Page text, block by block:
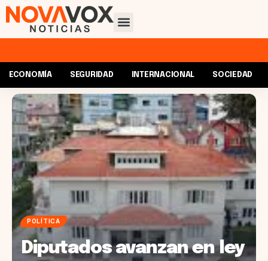
ECONOMÍA SEGURIDAD INTERNACIONAL SOCIEDAD
POLÍTICA
Diputados avanzan en ley